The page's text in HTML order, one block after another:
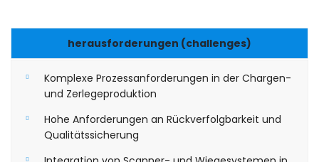
herausforderungen (challenges)
Komplexe Prozessanforderungen in der Chargen-
und Zerlegeproduktion
Hohe Anforderungen an Rückverfolgbarkeit und
Qualitätssicherung